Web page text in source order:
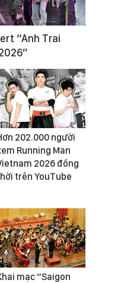
“Anh Trai
202.000 người
Running Man
2026 đồng
trên YouTube
mạc “Saigon